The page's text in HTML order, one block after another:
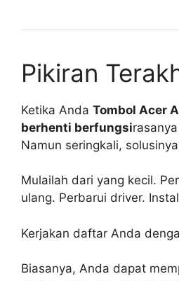
Pikiran
Ketika Anda Tombol Acer
berhenti berfungsi
Namun seringkali,
Mulailah dari yang kecil.
ulang. Perbarui driver.
Kerjakan daftar Anda
Biasanya, Anda dapat